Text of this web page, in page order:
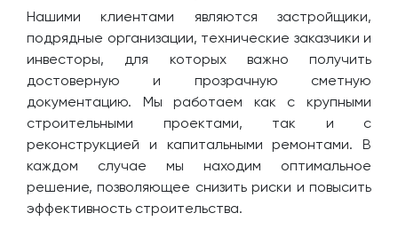
Нашими клиентами являются застройщики,
подрядные организации, технические заказчики и
инвесторы, для которых важно получить
достоверную и прозрачную сметную
документацию. Мы работаем как с крупными
строительными проектами, так и с
реконструкцией и капитальными ремонтами. В
каждом случае мы находим оптимальное
решение, позволяющее снизить риски и повысить
эффективность строительства.